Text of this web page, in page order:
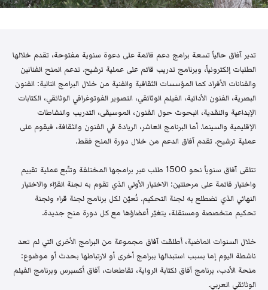
تدير آفاق حالياً تسعة برامج دعم قائمة على دعوة سنوية مفتوحة، تقدم خلالها
الطلبات إلكترونياً، وبرنامج تدريب قائم على عملية ترشيح. تدعم المنح الفنانين
والفنانات الأفراد كما المؤسسات الثقافية والفنية من خلال البرامج التالية: الفنون
البصرية، الفنون الأدائية، الفيلم الوثائقي، التصوير الفوتوغرافي الوثائقي، الكتابات
الإبداعية والنقدية، البحوث حول الفنون، الموسيقى، التدريب والنشاطات
الإقليمية والسينما. أما البرنامج العاشر، الريادة في الفنون والثقافة، فيقوم على
عملية ترشيح. تقدم آفاق الدعم من خلال دورة المنح فقط.
تتلقى آفاق سنوياً نحو 1500 طلب عبر برامجها المختلفة وتتّبع عملية تقييم
واختيار قائمة على مرحلتين: الاختيار الأولي الذي تقوم به لجنة القرّاء والاختيار
النهائي الذي تضطلع به لجنة التحكيم. تُعيّن لكل برنامج لجنة قراء ولجنة
تحكيم متخصصة ومستقلة، يتغيّر أعضاؤها مع كل دورة منح جديدة.
خلال السنوات الماضية، أطلقت آفاق مجموعة من البرامج الأخرى التي لم تعد
ناشطة اليوم إما بسبب استبدالها ببرامج أخرى أو لارتباطها بحدث أو موضوع:
منحة الأدب، برنامج آفاق لكتابة الرواية، تقاطعات، آفاق أكسبرس وبرنامج الفيلم
الوثائقي العربي.